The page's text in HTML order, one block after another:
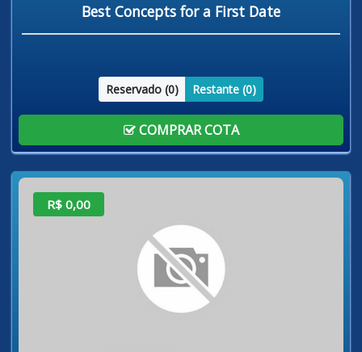
Best Concepts for a First Date
Reservado (0) Restante (0)
COMPRAR COTA
R$ 0,00